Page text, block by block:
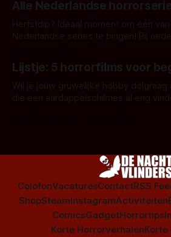
Alle Nederlandse
Herfstdip? Ideaal moment om één
Nederlandse series te bingen! Bij nederhorror denk je al
Amsterdamned of The Johnsons.
is niet beperkt tot films. Hier een
Lijstje: 5 horrorfilms voor
Wil je jouw gruwelijke hobby
die een aardappelschilmes al eng
ColofonVacaturesContactRSS
ShopSteamInstagramActiviteiten
ComicsGadgetHorrortips
Korte Horrorverhalen